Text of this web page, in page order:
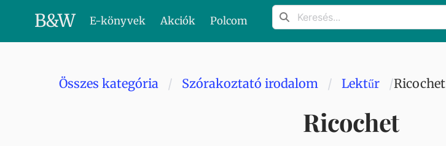
B&W E-könyvek Akciók Polcom
Összes kategória Szórakoztató irodalom Lektűr Ricochet
Ricochet